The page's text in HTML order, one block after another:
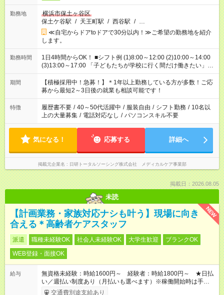
勤務地
横浜市保土ヶ谷区
保土ケ谷駅 / 天王町駅 / 西谷駅 / …
≪自宅からドアtoドアで30分以内！≫ご希望の勤務地を紹介
します。
勤務時間
1日4時間からOK！ ■シフト例 (1)8:00～12:00 (2)10:00～14:00
(3)13:00～17:00 「子どもたちが学校に行く間だけ働きたい」
「余裕を持って夕飯の準備がしたい」 「午前中は働いて、午後
はプライベートの時間にしたい」 など、ご希望を教えてくださ
いね。 ※Wワーク希望の方へ 今ご覧のお仕事で希望する勤務時
間と、もう1つのお仕事の勤務時間。 合計で週40時間を超える
場合は応募できません。
期間
【積極採用中！急募！】＊1年以上勤務している方が多数！ご応
募から最短2～3日後の就業も相談可能です！
特徴 履歴書不要 / 40～50代活躍中 / 服装自由 / シフト勤務 / 10名以
上の大量募集 / 電話対応なし / パソコンスキル不要
気になる！ 応募する 詳細へ
掲載元企業名 日研トータルソーシング株式会社 メディカルケア事業部
掲載日：2026.08.05
未読
NEW
【計画業務・家族対応ナシも叶う】現場に向き
合える＊高齢者ケアスタッフ
派遣 職種未経験OK 社会人未経験OK 大学生歓迎
ブランクOK
WEB登録・面接OK
給与
無資格未経験：時給1600円～ 経験者：時給1800円～ ★日払
い／週払い制度あり（月払いも選べます）※稼働開始時は手続き
完了次第のお支払いとなります。
交通費別途支給あり